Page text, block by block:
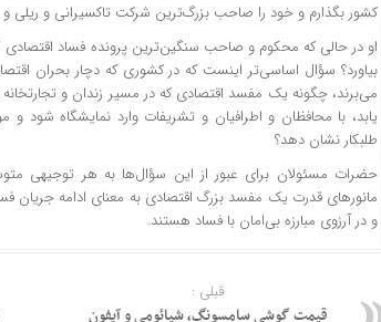
کشور بگذارم و خود را صاحب بزرگ‌ترین شرکت تاکسیرانی و ریلی و
او در حالی که محکوم و صاحب سنگین‌ترین پرونده فساد
بیاورد؟ سؤال اساسی‌تر اینست که در کشوری که دچار بحران
می‌برند، چگونه یک مفسد اقتصادی که در مسیر زندان و
یابد، با محافظان و اطرافیان و تشریفات وارد نمایشگاه شود
طلبکار نشان دهد؟
حضرات مسئولان برای عبور از این سؤال‌ها به هر توجیهی
مانور‌های قدرت یک مفسد بزرگ اقتصادی به معنای ادامه جریان
و در آرزوی مبارزه بی‌امان با فساد هستند.
قبلی :
قیمت گوشی سامسونگ، شیائومی و آیفون